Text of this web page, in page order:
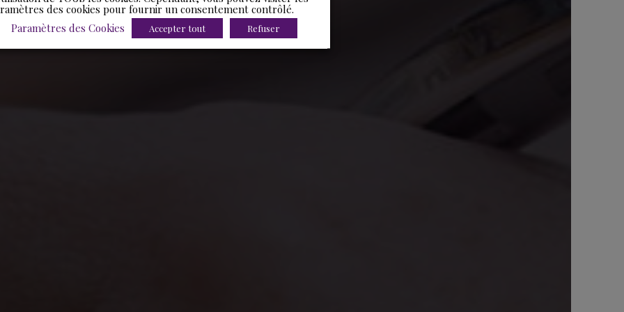
des cookies pour fournir un consentement contrôlé.
Paramètres des Cookies
Accepter tout Refuser